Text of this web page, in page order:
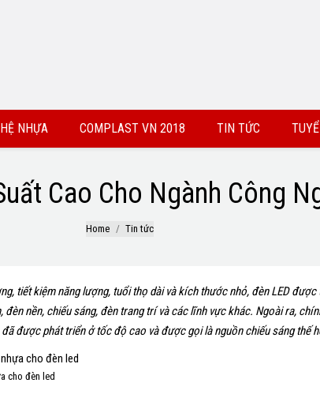
NHỰA COMPLAST VN 2018 TIN TỨC
Cao Cho Ngành Công
Home Tin tức
tiết kiệm năng lượng, tuổi thọ dài và kích thước nhỏ, đèn LED
đèn nền, chiếu sáng, đèn trang trí và các lĩnh vực khác. Ngoài ra,
đã được phát triển ở tốc độ cao và được gọi là nguồn chiếu sáng thế
cho đèn led